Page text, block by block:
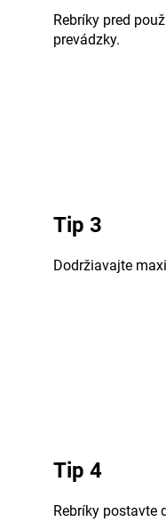
Rebríky pred
prevádzky.
Tip 3
Dodržiavajte
Tip 4
Rebríky postavte